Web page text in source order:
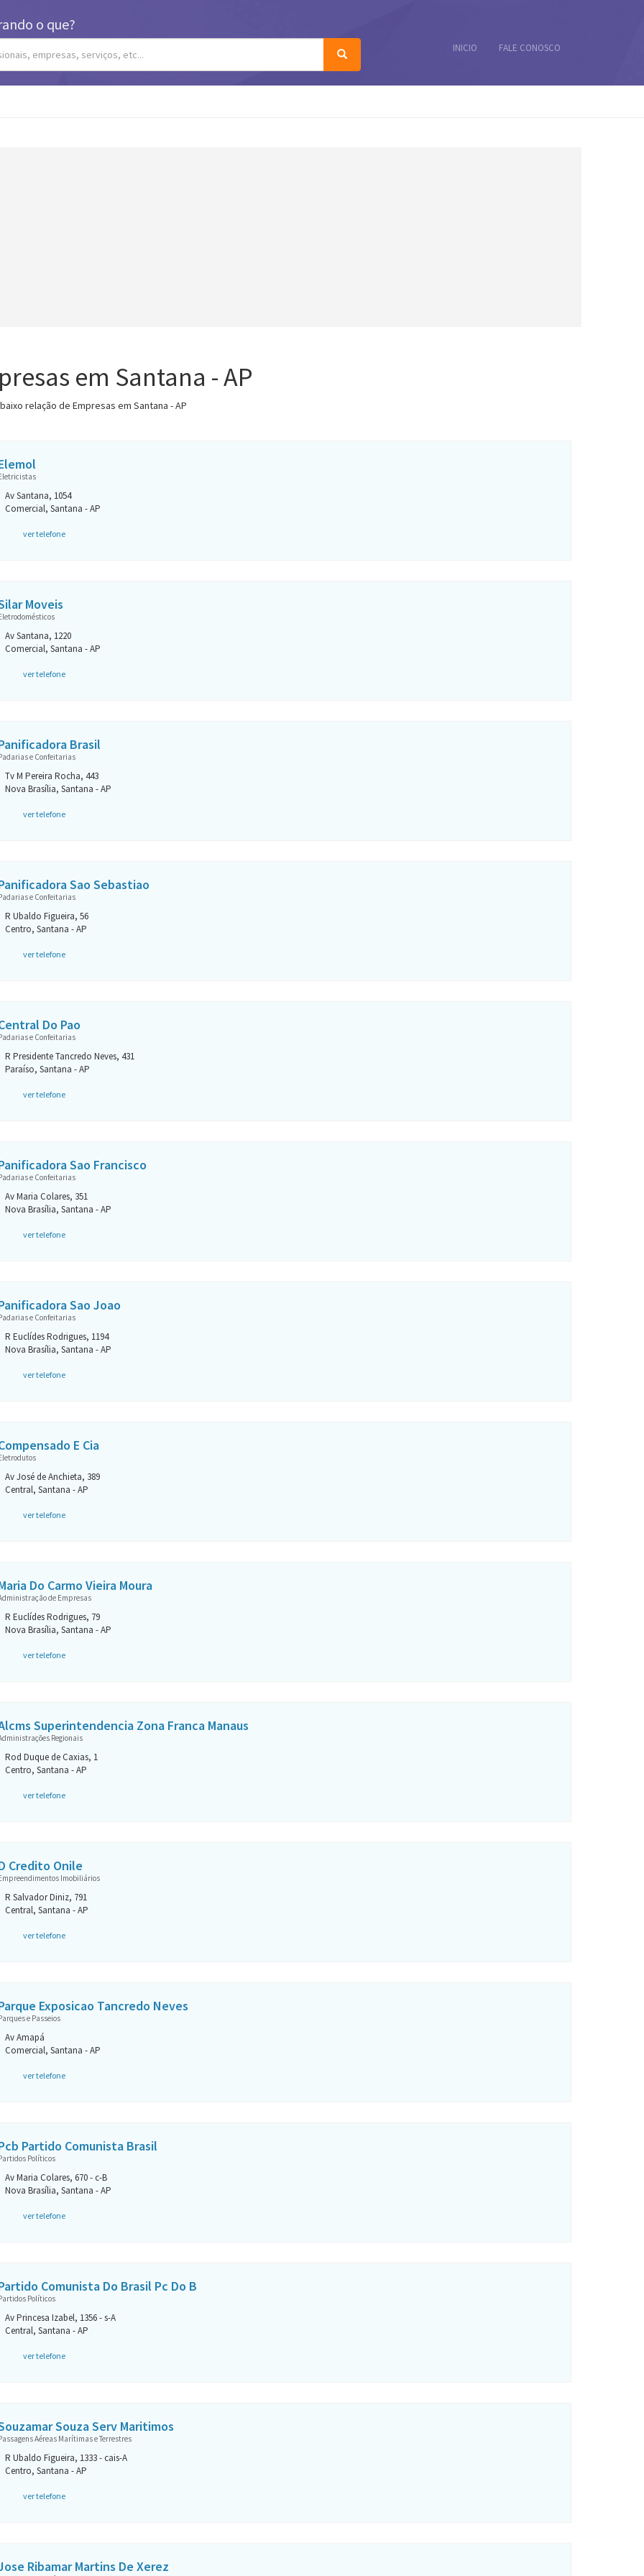
o que?
INICIO FALE CONOSCO
em Santana - AP
relação de Empresas em Santana - AP
Av Santana, 1054
Comercial, Santana - AP
ver telefone
Moveis
Av Santana, 1220
Comercial, Santana - AP
ver telefone
Brasil
e Confeitarias
Tv M Pereira Rocha, 443
Nova Brasília, Santana - AP
ver telefone
Sao Sebastiao
e Confeitarias
R Ubaldo Figueira, 56
Centro, Santana - AP
ver telefone
Do Pao
e Confeitarias
R Presidente Tancredo Neves, 431
Paraíso, Santana - AP
ver telefone
Sao Francisco
e Confeitarias
Av Maria Colares, 351
Nova Brasília, Santana - AP
ver telefone
Sao Joao
e Confeitarias
R Euclídes Rodrigues, 1194
Nova Brasília, Santana - AP
ver telefone
E Cia
Av José de Anchieta, 389
Central, Santana - AP
ver telefone
Do Carmo Vieira Moura
de Empresas
R Euclídes Rodrigues, 79
Nova Brasília, Santana - AP
ver telefone
Superintendencia Zona Franca Manaus
Regionais
Rod Duque de Caxias, 1
Centro, Santana - AP
ver telefone
Credito Onile
Imobiliários
R Salvador Diniz, 791
Central, Santana - AP
ver telefone
Exposicao Tancredo Neves
e Passeios
Av Amapá
Comercial, Santana - AP
ver telefone
Partido Comunista Brasil
Políticos
Av Maria Colares, 670 - c-B
Nova Brasília, Santana - AP
ver telefone
Comunista Do Brasil Pc Do B
Políticos
Av Princesa Izabel, 1356 - s-A
Central, Santana - AP
ver telefone
Souza Serv Maritimos
Aéreas Marítimas e Terrestres
R Ubaldo Figueira, 1333 - cais-A
Centro, Santana - AP
ver telefone
Ribamar Martins De Xerez